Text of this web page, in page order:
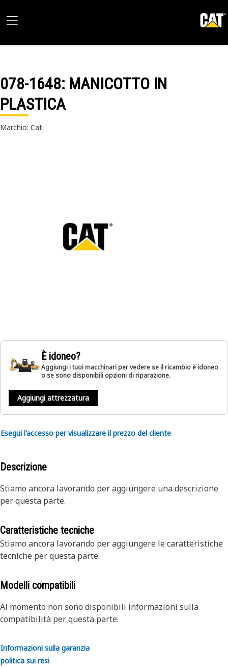
078-1648: MANICOTTO IN
PLASTICA
Marchio: Cat
È idoneo?
Aggiungi i tuoi macchinari per vedere se il ricambio è idoneo
o se sono disponibili opzioni di riparazione.
Aggiungi attrezzatura
Esegui l'accesso per visualizzare il prezzo del cliente
Descrizione
Stiamo ancora lavorando per aggiungere una descrizione
per questa parte.
Caratteristiche tecniche
Stiamo ancora lavorando per aggiungere le caratteristiche
tecniche per questa parte.
Modelli compatibili
Al momento non sono disponibili informazioni sulla
compatibilità per questa parte.
Informazioni sulla garanzia
politica sui resi